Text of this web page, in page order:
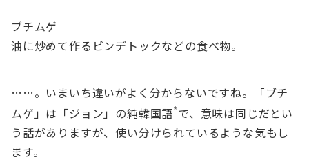
ブチムゲ
油に炒めて作るビンデトックなどの食べ物。
……。いまいち違いがよく分からないですね。「ブチ
ムゲ」は「ジョン」の純韓国語*で、意味は同じだとい
う話がありますが、使い分けられているような気もし
ます。